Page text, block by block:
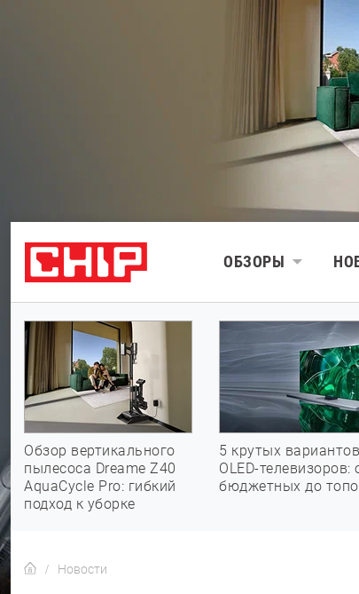
ОБЗОРЫ
Обзор вертикального
пылесоса Dreame Z40
AquaCycle Pro: гибкий
подход к уборке
5 крутых вариантов
OLED-телевизоров:
бюджетных до
Новости